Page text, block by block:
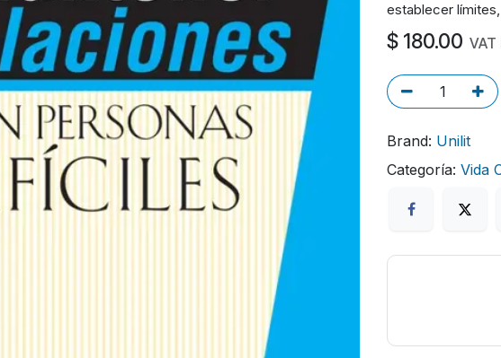
establecer
$ 180.00
Brand: Unilit
Categoría: Vida